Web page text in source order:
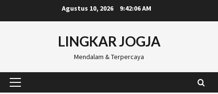
to
Agustus 10, 2026 9:42:07 AM
LINGKAR JOGJA
Mendalam & Terpercaya
Primary